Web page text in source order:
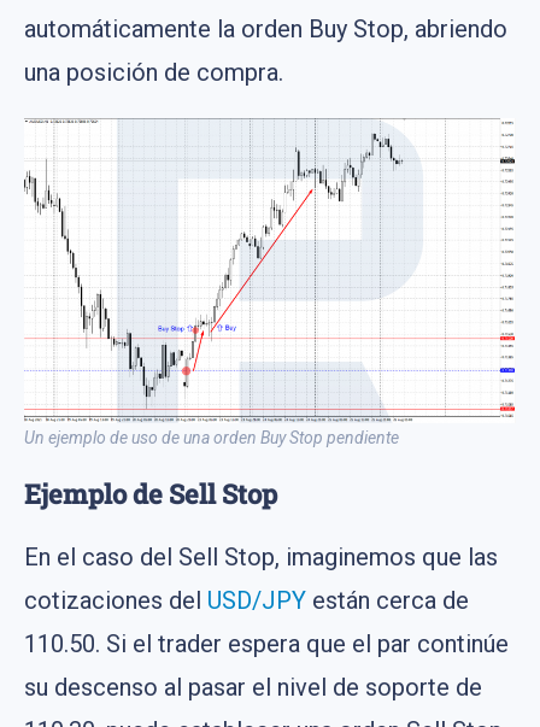
automáticamente la orden Buy Stop, abriendo
una posición de compra.
Un ejemplo de uso de una orden Buy Stop pendiente
Ejemplo de Sell Stop
En el caso del Sell Stop, imaginemos que las
cotizaciones del USD/JPY están cerca de
110.50. Si el trader espera que el par continúe
su descenso al pasar el nivel de soporte de